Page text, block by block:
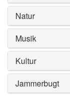
Natur
Musik
Kultur
Jammerbugt